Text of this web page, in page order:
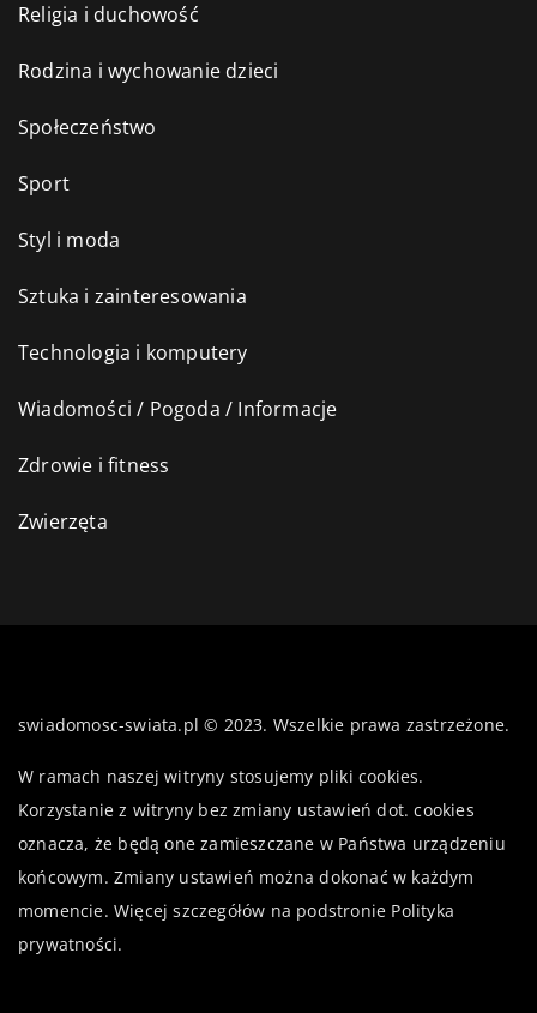
Religia i duchowość
Rodzina i wychowanie dzieci
Społeczeństwo
Sport
Styl i moda
Sztuka i zainteresowania
Technologia i komputery
Wiadomości / Pogoda / Informacje
Zdrowie i fitness
Zwierzęta
swiadomosc-swiata.pl © 2023. Wszelkie prawa zastrzeżone.
W ramach naszej witryny stosujemy pliki cookies.
Korzystanie z witryny bez zmiany ustawień dot. cookies
oznacza, że będą one zamieszczane w Państwa urządzeniu
końcowym. Zmiany ustawień można dokonać w każdym
momencie. Więcej szczegółów na podstronie Polityka
prywatności.